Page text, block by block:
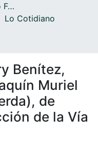
Statistics
Archivo del Patrimonio Fotográfico y Fílmico del Valle del Cauca
Lo Cotidiano
Benítez,
Muriel
de
de la Vía